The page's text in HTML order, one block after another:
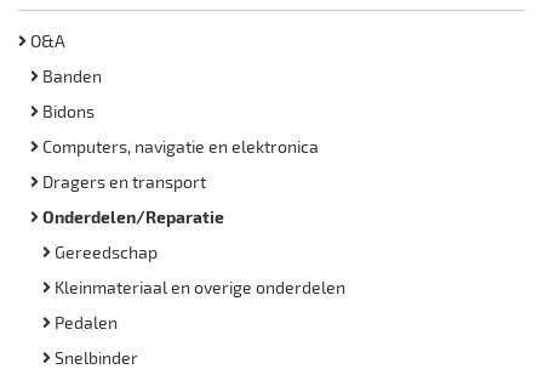
O&A
Banden
Bidons
Computers, navigatie en elektronica
Dragers en transport
Onderdelen/Reparatie
Gereedschap
Kleinmateriaal en overige onderdelen
Pedalen
Snelbinder